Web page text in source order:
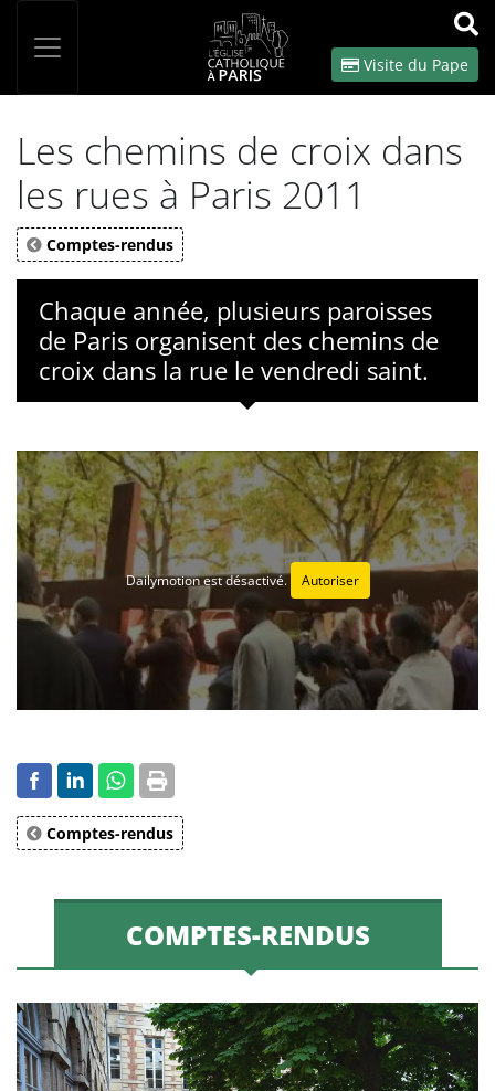
OK
Visite du Pape
Les chemins de croix dans
les rues à Paris 2011
Comptes-rendus
Chaque année, plusieurs paroisses
de Paris organisent des chemins de
croix dans la rue le vendredi saint.
Dailymotion est désactivé. Autoriser
Comptes-rendus
COMPTES-RENDUS
Panneau de gestion des cookies